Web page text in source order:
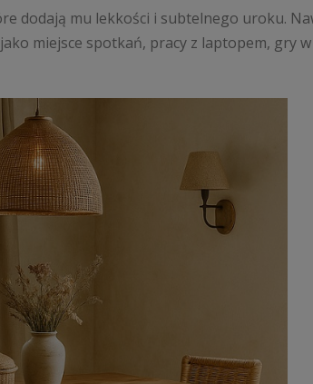
dodają mu lekkości i subtelnego uroku.
miejsce spotkań, pracy z laptopem, gry